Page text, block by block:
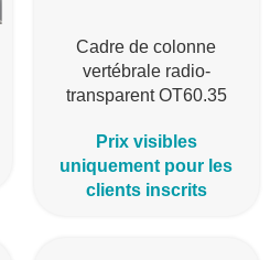
Cadre de colonne
vertébrale radio-
transparent OT60.35
Prix visibles
uniquement pour les
clients inscrits